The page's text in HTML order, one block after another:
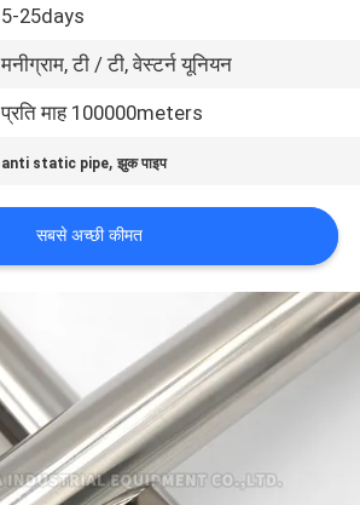
5-25days
मनीग्राम, टी / टी, वेस्टर्न यूनियन
प्रति माह 100000meters
anti static pipe,झुक पाइप
सबसे अच्छी कीमत